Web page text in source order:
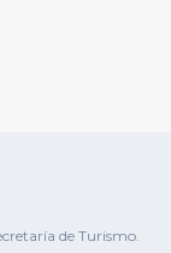
de Turismo.